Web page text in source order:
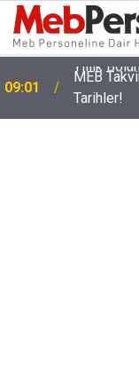
09:01
MEB
Tarihler!